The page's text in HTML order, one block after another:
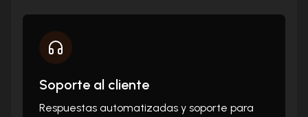
Soporte al cliente
Respuestas automatizadas y soporte para